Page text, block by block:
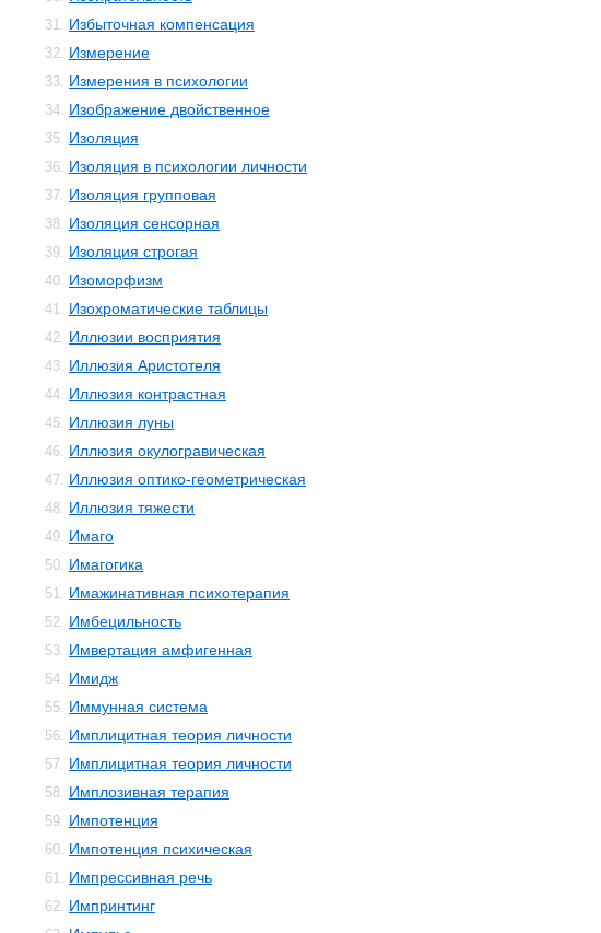
31. Избыточная компенсация
32. Измерение
33. Измерения в психологии
34. Изображение двойственное
35. Изоляция
36. Изоляция в психологии личности
37. Изоляция групповая
38. Изоляция сенсорная
39. Изоляция строгая
40. Изоморфизм
41. Изохроматические таблицы
42. Иллюзии восприятия
43. Иллюзия Аристотеля
44. Иллюзия контрастная
45. Иллюзия луны
46. Иллюзия окулогравическая
47. Иллюзия оптико-геометрическая
48. Иллюзия тяжести
49. Имаго
50. Имагогика
51. Имажинативная психотерапия
52. Имбецильность
53. Имвертация амфигенная
54. Имидж
55. Иммунная система
56. Имплицитная теория личности
57. Имплицитная теория личности
58. Имплозивная терапия
59. Импотенция
60. Импотенция психическая
61. Импрессивная речь
62. Импринтинг